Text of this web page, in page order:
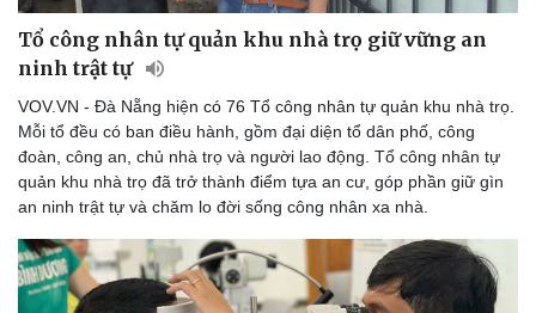
Tổ công nhân tự quản khu nhà trọ giữ vững an
ninh trật tự
VOV.VN - Đà Nẵng hiện có 76 Tổ công nhân tự quản khu nhà trọ.
Mỗi tổ đều có ban điều hành, gồm đại diện tổ dân phố, công
đoàn, công an, chủ nhà trọ và người lao động. Tổ công nhân tự
quản khu nhà trọ đã trở thành điểm tựa an cư, góp phần giữ gìn
an ninh trật tự và chăm lo đời sống công nhân xa nhà.